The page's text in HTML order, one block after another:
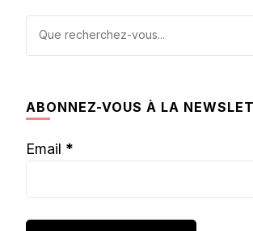
Vous
ABONNEZ-VOUS À LA
Email *